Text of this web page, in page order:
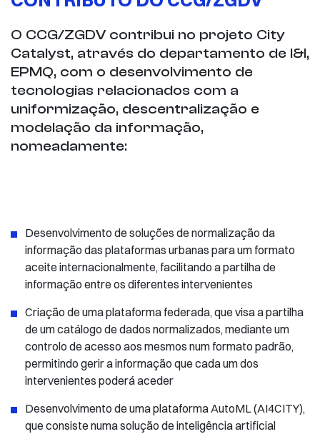
O CCG/ZGDV contribui no projeto City
Catalyst, através do departamento de I&I,
EPMQ, com o desenvolvimento de
tecnologias relacionados com a
uniformização, descentralização e
modelação da informação,
nomeadamente:
Desenvolvimento de soluções de normalização da
informação das plataformas urbanas para um formato
aceite internacionalmente, facilitando a partilha de
informação entre os diferentes intervenientes
Criação de uma plataforma federada, que visa a partilha
de um catálogo de dados normalizados, mediante um
controlo de acesso aos mesmos num formato padrão,
permitindo gerir a informação que cada um dos
intervenientes poderá aceder
Desenvolvimento de uma plataforma AutoML (AI4CITY),
que consiste numa solução de inteligência artificial